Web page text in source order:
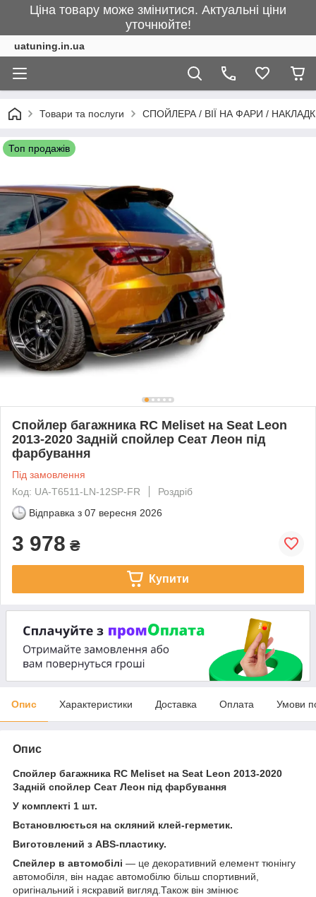
Ціна товару може змінитися. Актуальні ціни
уточнюйте!
uatuning.in.ua
Товари та послуги СПОЙЛЕРА / ВІЇ НА ФАРИ /
Топ продажів
Спойлер багажника RC Meliset на Seat Leon
2013-2020 Задній спойлер Сеат Леон під
фарбування
Під замовлення
Код: UA-T6511-LN-12SP-FR
Роздріб
Відправка з 07 вересня 2026
3 978 ₴
Купити
Опис Характеристики Доставка Оплата Умови
Опис
Спойлер багажника RC Meliset на Seat Leon 2013-2020
Задній спойлер Сеат Леон під фарбування
У комплекті 1 шт.
Встановлюється на скляний клей-герметик.
Виготовлений з ABS-пластику.
Спейлер в автомобілі — це декоративний елемент тюнінгу
автомобіля, він надає автомобілю більш спортивний,
оригінальний і яскравий вигляд.Також він змінює